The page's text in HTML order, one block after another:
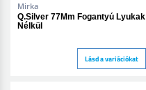
Mirka
Q.Silver 77Mm Fogantyú Lyukak
Nélkül
Lásd a variációkat